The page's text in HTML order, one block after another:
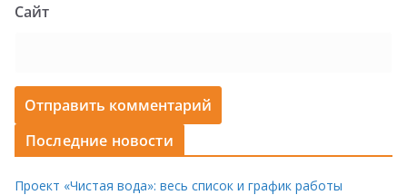
Сайт
Последние новости
Проект «Чистая вода»: весь список и график работы